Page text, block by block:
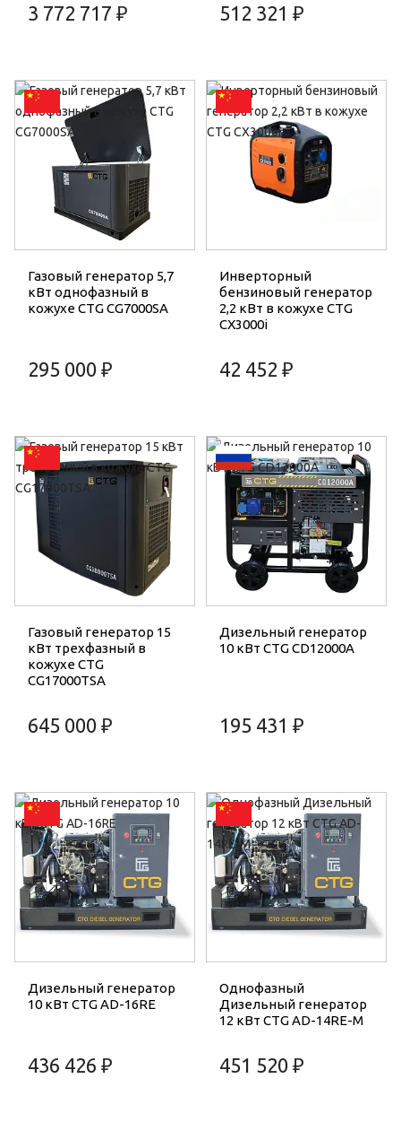
3 772 717 ₽ 512 321 ₽
Газовый генератор 5,7
кВт однофазный в
кожухе CTG CG7000SA
295 000 ₽
Инверторный
бензиновый генератор
2,2 кВт в кожухе CTG
CX3000i
42 452 ₽
Газовый генератор 15
кВт трехфазный в
кожухе CTG
CG17000TSA
645 000 ₽
Дизельный генератор
10 кВт CTG CD12000A
195 431 ₽
Дизельный генератор
10 кВт CTG AD-16RE
436 426 ₽
Однофазный
Дизельный генератор
12 кВт CTG AD-14RE-M
451 520 ₽